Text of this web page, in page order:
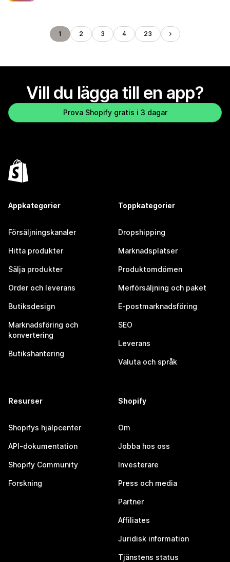
1 2 3 4 23
Vill du lägga till en app?
Prova Shopify gratis i 3 dagar
Appkategorier
Försäljningskanaler
Hitta produkter
Sälja produkter
Order och leverans
Butiksdesign
Marknadsföring och
konvertering
Butikshantering
Toppkategorier
Dropshipping
Marknadsplatser
Produktomdömen
Merförsäljning och paket
E-postmarknadsföring
SEO
Leverans
Valuta och språk
Resurser
Shopifys hjälpcenter
API-dokumentation
Shopify Community
Forskning
Shopify
Om
Jobba hos oss
Investerare
Press och media
Partner
Affiliates
Juridisk information
Tjänstens status